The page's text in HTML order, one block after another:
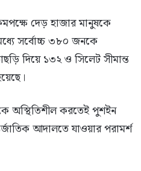
দেড় হাজার মানুষকে
সর্বোচ্চ ৩৮০ জনকে
দিয়ে ১৩২ ও সিলেট সীমান্ত
অস্থিতিশীল করতেই পুশইন
আদালতে যাওয়ার পরামর্শ